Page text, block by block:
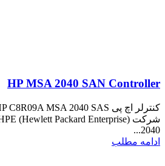
HP MSA 2040 SAN Controller
2040...
ادامه مطلب